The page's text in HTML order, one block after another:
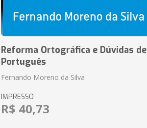
Reforma Ortográfica e Dúvidas de
Português
Fernando Moreno da Silva
IMPRESSO
R$ 40,73